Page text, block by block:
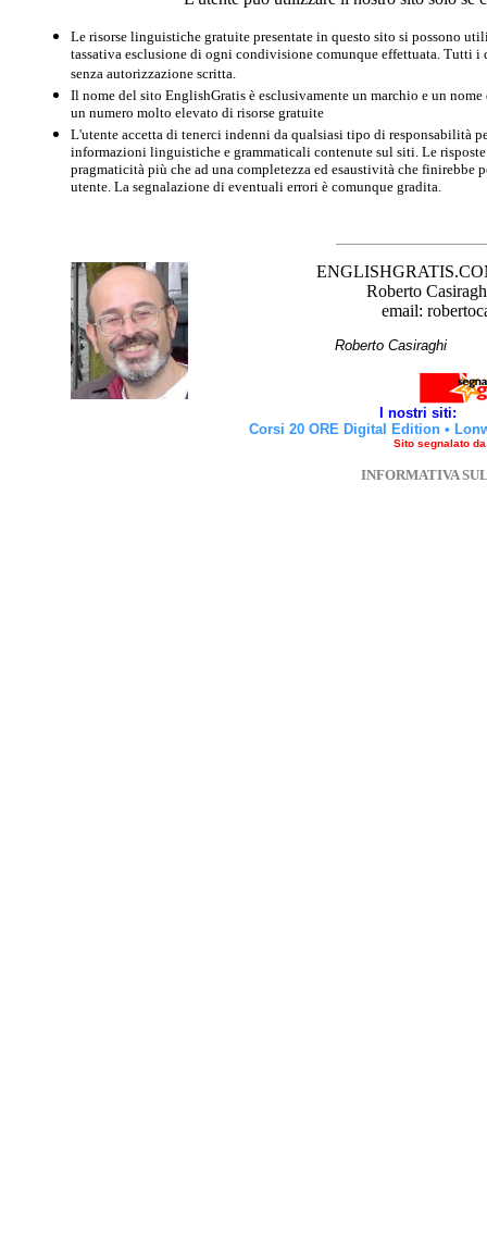
Le risorse linguistiche gratuite presentate in questo sito si possono
tassativa esclusione di ogni condivisione comunque effettuata. Tutti
senza autorizzazione scritta.
Il nome del sito EnglishGratis è esclusivamente un marchio e un
un numero molto elevato di risorse gratuite
L'utente accetta di tenerci indenni da qualsiasi tipo di responsabilità
informazioni linguistiche e grammaticali contenute sul siti. Le
pragmaticità più che ad una completezza ed esaustività che finirebbe
utente. La segnalazione di eventuali errori è comunque gradita.
Roberto
email:
Roberto
I nostri siti:
Corsi 20 ORE Digital Edition •
Sito segnalato
INFORMATIVA